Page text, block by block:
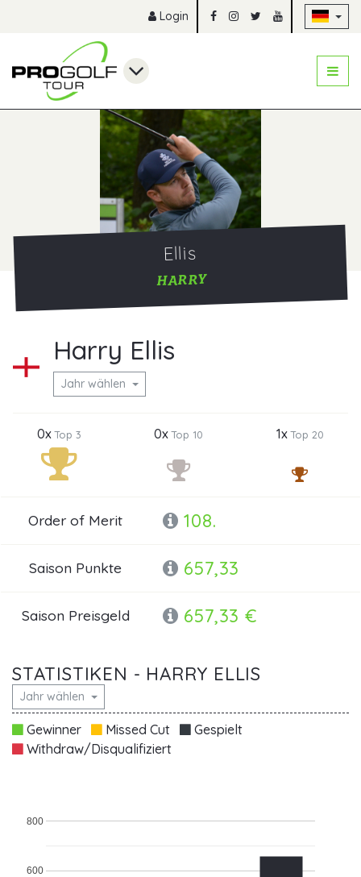
Login
Ellis
HARRY
Harry Ellis
Jahr wählen
0xTop 3 0xTop 10 1xTop 20
Order of Merit 108.
Saison Punkte 657,33
Saison Preisgeld 657,33 €
STATISTIKEN - HARRY ELLIS
Jahr wählen
Gewinner Missed Cut
Gespielt
Withdraw/Disqualifiziert
600
800